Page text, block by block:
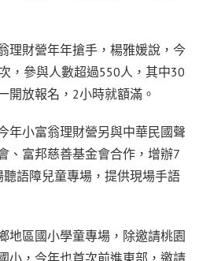
理財營年年搶手，楊雅媛說，今
，參與人數超過550人，其中30
開放報名，2小時就額滿。
年小富翁理財營另與中華民國聲
、富邦慈善基金會合作，增辦7
語障兒童專場，提供現場手語
地區國小學童專場，除邀請桃園
小，今年也首次前進東部，邀請